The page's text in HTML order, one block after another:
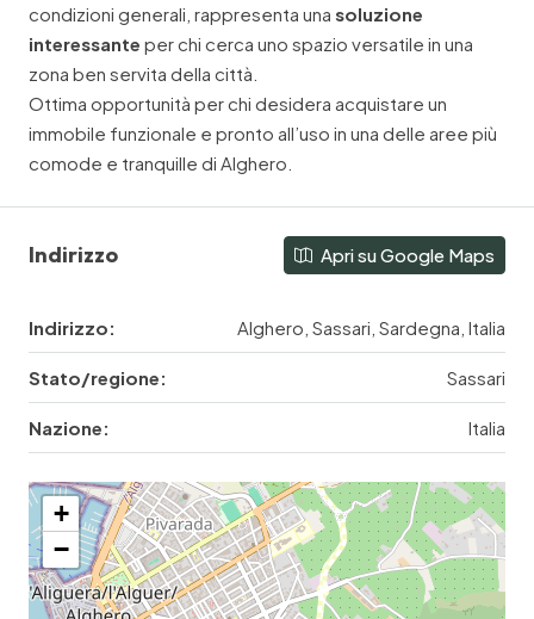
condizioni generali, rappresenta una soluzione
interessante per chi cerca uno spazio versatile in una
zona ben servita della città.
Ottima opportunità per chi desidera acquistare un
immobile funzionale e pronto all’uso in una delle aree più
comode e tranquille di Alghero.
Indirizzo Apri su Google Maps
Indirizzo: Alghero, Sassari, Sardegna, Italia
Stato/regione: Sassari
Nazione: Italia
+
−